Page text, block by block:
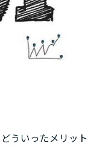
ういったメリット